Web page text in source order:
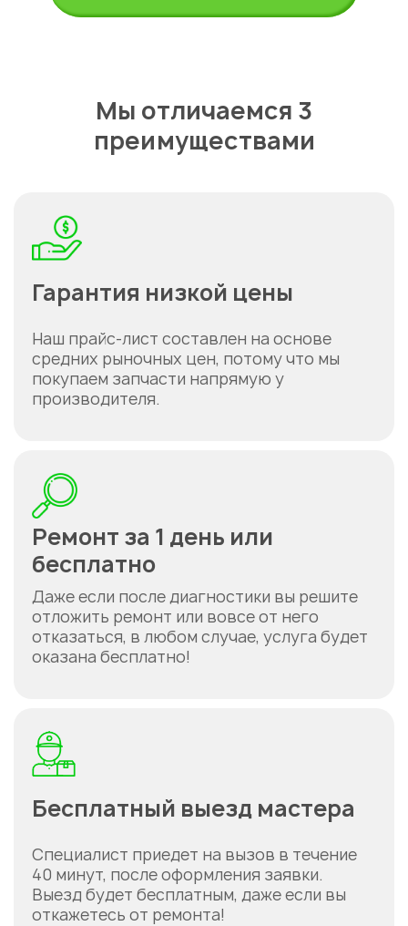
Мы отличаемся 3
преимуществами
Гарантия низкой цены
Наш прайс-лист составлен на основе
средних рыночных цен, потому что мы
покупаем запчасти напрямую у
производителя.
Ремонт за 1 день или
бесплатно
Даже если после диагностики вы решите
отложить ремонт или вовсе от него
отказаться, в любом случае, услуга будет
оказана бесплатно!
Бесплатный выезд мастера
Специалист приедет на вызов в течение
40 минут, после оформления заявки.
Выезд будет бесплатным, даже если вы
откажетесь от ремонта!